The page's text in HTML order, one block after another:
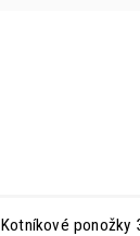
Kotníkové ponožky